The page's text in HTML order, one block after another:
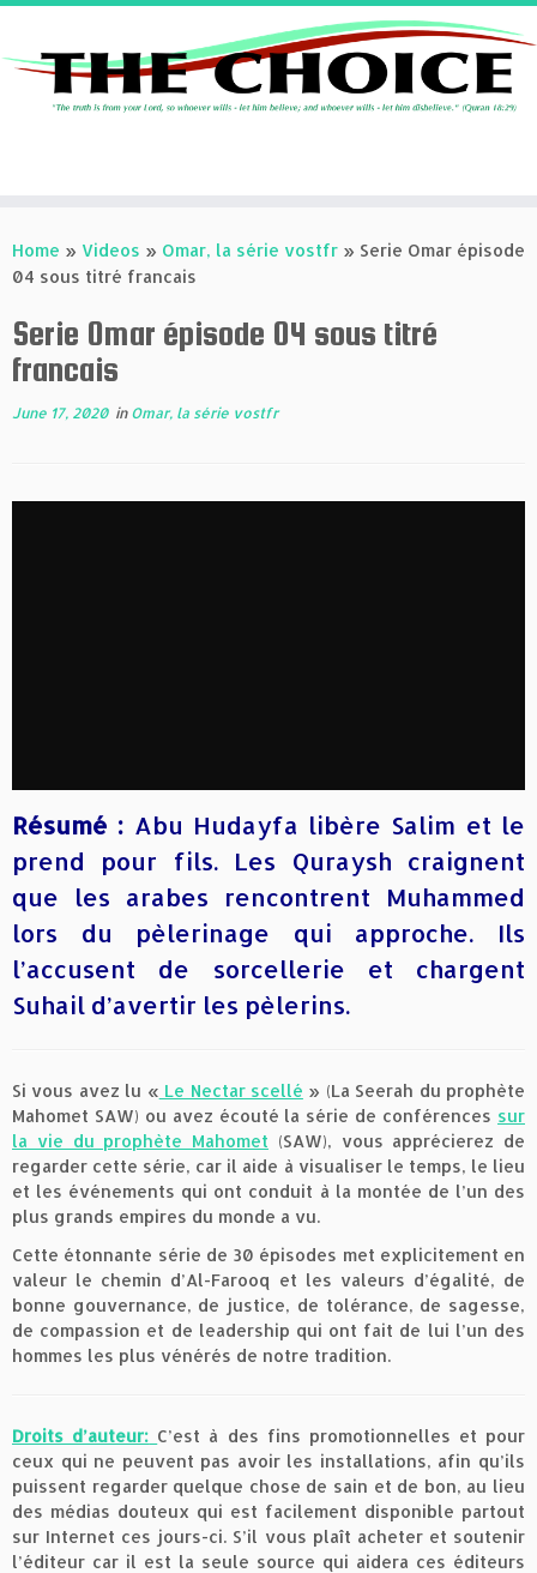
to
content
Home » Videos » Omar, la série vostfr » Serie Omar épisode
04 sous titré francais
Serie Omar épisode 04 sous titré
francais
June 17, 2020in Omar, la série vostfr
Résumé : Abu Hudayfa libère Salim et le
prend pour fils. Les Quraysh craignent
que les arabes rencontrent Muhammed
lors du pèlerinage qui approche. Ils
l’accusent de sorcellerie et chargent
Suhail d’avertir les pèlerins.
Si vous avez lu « Le Nectar scellé » (La Seerah du prophète
Mahomet SAW) ou avez écouté la série de conférences sur
la vie du prophète Mahomet (SAW), vous apprécierez de
regarder cette série, car il aide à visualiser le temps, le lieu
et les événements qui ont conduit à la montée de l’un des
plus grands empires du monde a vu.
Cette étonnante série de 30 épisodes met explicitement en
valeur le chemin d’Al-Farooq et les valeurs d’égalité, de
bonne gouvernance, de justice, de tolérance, de sagesse,
de compassion et de leadership qui ont fait de lui l’un des
hommes les plus vénérés de notre tradition.
Droits d’auteur: C’est à des fins promotionnelles et pour
ceux qui ne peuvent pas avoir les installations, afin qu’ils
puissent regarder quelque chose de sain et de bon, au lieu
des médias douteux qui est facilement disponible partout
sur Internet ces jours-ci. S’il vous plaît acheter et soutenir
l’éditeur car il est la seule source qui aidera ces éditeurs